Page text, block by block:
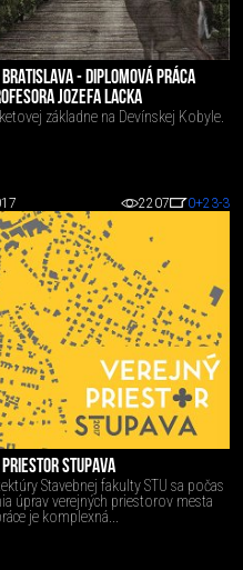
- DIPLOMOVÁ PRÁCA
JOZEFA LACKA
základne na Devínskej Kobyle.
2207 0+23-3
STUPAVA
Stavebnej fakulty STU sa počas
úprav verejných priestorov mesta
je komplexná...